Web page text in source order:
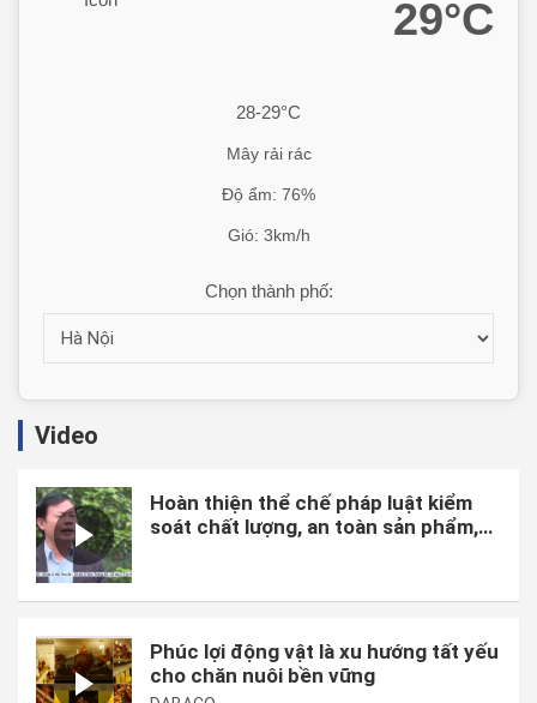
29°C
28-29°C
Mây rải rác
Độ ẩm: 76%
Gió: 3km/h
Chọn thành phố:
Video
Hoàn thiện thể chế pháp luật kiểm
soát chất lượng, an toàn sản phẩm,
Phúc lợi động vật là xu hướng tất yếu
cho chăn nuôi bền vững